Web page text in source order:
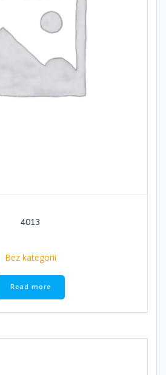
4013
Bez kategorii
Read more